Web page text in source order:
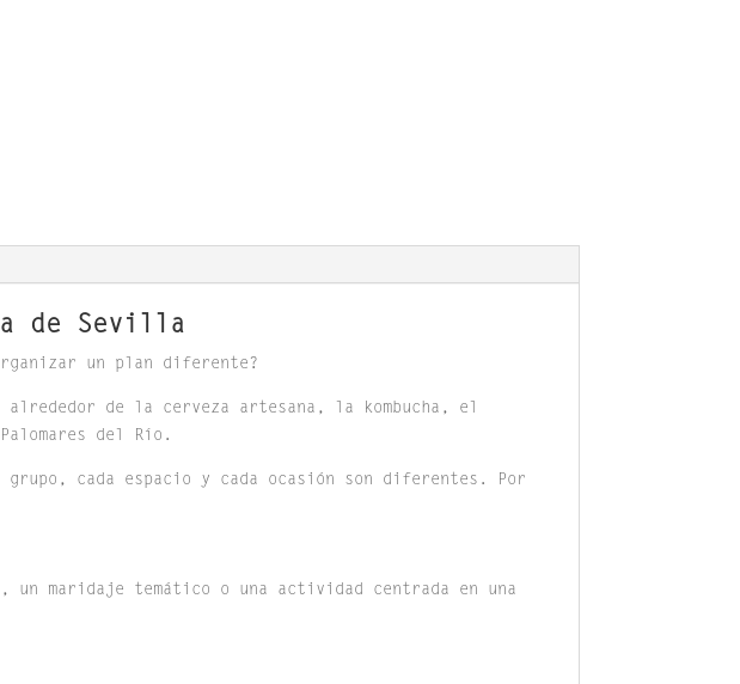
de Sevilla
un plan diferente?
alrededor de la cerveza artesana, la kombucha, el
del Río.
cada espacio y cada ocasión son diferentes. Por
un maridaje temático o una actividad centrada en una